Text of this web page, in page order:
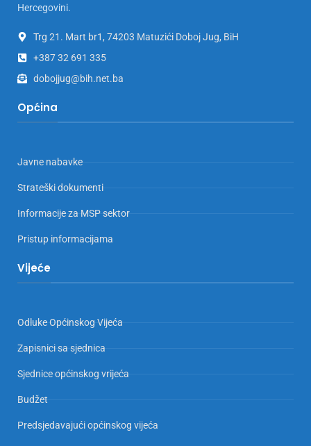
Hercegovini.
Trg 21. Mart br1, 74203 Matuzići Doboj Jug, BiH
+387 32 691 335
dobojjug@bih.net.ba
Općina
Javne nabavke
Strateški dokumenti
Informacije za MSP sektor
Pristup informacijama
Vijeće
Odluke Općinskog Vijeća
Zapisnici sa sjednica
Sjednice općinskog vrijeća
Budžet
Predsjedavajući općinskog vijeća